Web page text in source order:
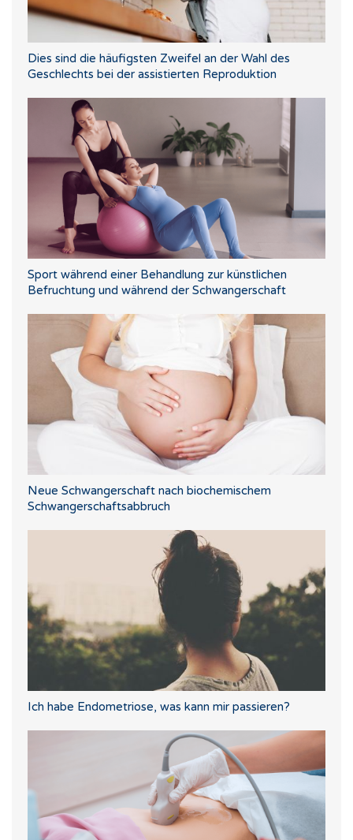
Dies sind die häufigsten Zweifel an der Wahl des
Geschlechts bei der assistierten Reproduktion
Sport während einer Behandlung zur künstlichen
Befruchtung und während der Schwangerschaft
Neue Schwangerschaft nach biochemischem
Schwangerschaftsabbruch
Ich habe Endometriose, was kann mir passieren?